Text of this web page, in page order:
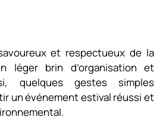
et respectueux de la
léger brin d’organisation et
quelques gestes simples
un événement estival réussi et